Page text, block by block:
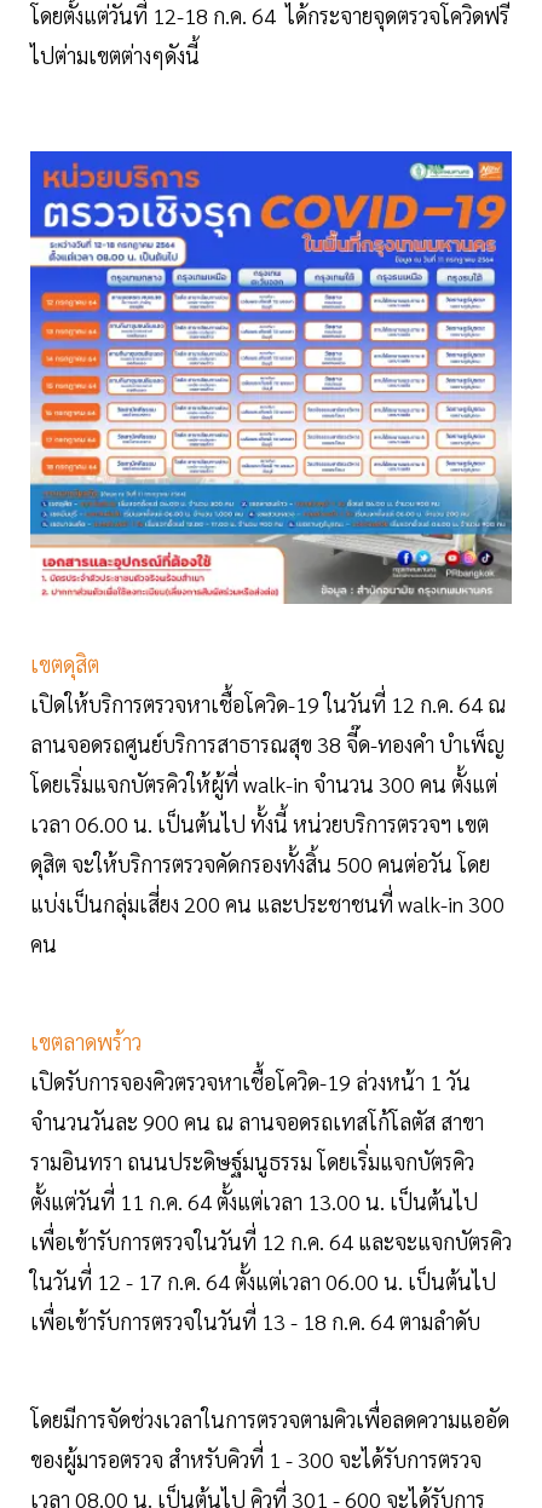
โดยตั้งแต่วันที่ 12-18 ก.ค. 64 ได้กระจายจุดตรวจโควิดฟรี
ไปต่ามเขตต่างๆดังนี้
เขตดุสิต
เปิดให้บริการตรวจหาเชื้อโควิด-19 ในวันที่ 12 ก.ค. 64 ณ
ลานจอดรถศูนย์บริการสาธารณสุข 38 จี๊ด-ทองคำ บำเพ็ญ
โดยเริ่มแจกบัตรคิวให้ผู้ที่ walk-in จำนวน 300 คน ตั้งแต่
เวลา 06.00 น. เป็นต้นไป ทั้งนี้ หน่วยบริการตรวจฯ เขต
ดุสิต จะให้บริการตรวจคัดกรองทั้งสิ้น 500 คนต่อวัน โดย
แบ่งเป็นกลุ่มเสี่ยง 200 คน และประชาชนที่ walk-in 300
คน
เขตลาดพร้าว
เปิดรับการจองคิวตรวจหาเชื้อโควิด-19 ล่วงหน้า 1 วัน
จำนวนวันละ 900 คน ณ ลานจอดรถเทสโก้โลตัส สาขา
รามอินทรา ถนนประดิษฐ์มนูธรรม โดยเริ่มแจกบัตรคิว
ตั้งแต่วันที่ 11 ก.ค. 64 ตั้งแต่เวลา 13.00 น. เป็นต้นไป
เพื่อเข้ารับการตรวจในวันที่ 12 ก.ค. 64 และจะแจกบัตรคิว
ในวันที่ 12 - 17 ก.ค. 64 ตั้งแต่เวลา 06.00 น. เป็นต้นไป
เพื่อเข้ารับการตรวจในวันที่ 13 - 18 ก.ค. 64 ตามลำดับ
โดยมีการจัดช่วงเวลาในการตรวจตามคิวเพื่อลดความแออัด
ของผู้มารอตรวจ สำหรับคิวที่ 1 - 300 จะได้รับการตรวจ
เวลา 08.00 น. เป็นต้นไป คิวที่ 301 - 600 จะได้รับการ